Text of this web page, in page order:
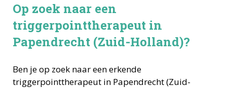
Op zoek naar een
triggerpointtherapeut in
Papendrecht (Zuid-Holland)?
Ben je op zoek naar een erkende
triggerpointtherapeut in Papendrecht(Zuid-